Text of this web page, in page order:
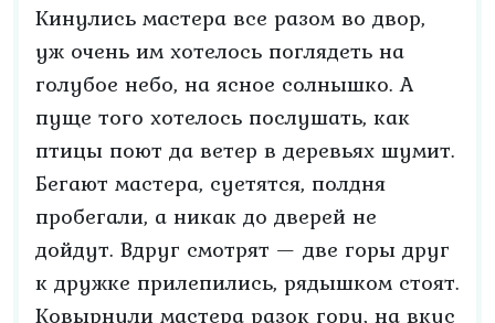
Кинулись мастера все разом во двор,
уж очень им хотелось поглядеть на
голубое небо, на ясное солнышко. А
пуще того хотелось послушать, как
птицы поют да ветер в деревьях шумит.
Бегают мастера, суетятся, полдня
пробегали, а никак до дверей не
дойдут. Вдруг смотрят — две горы друг
к дружке прилепились, рядышком стоят.
Ковырнули мастера разок гору, на вкус